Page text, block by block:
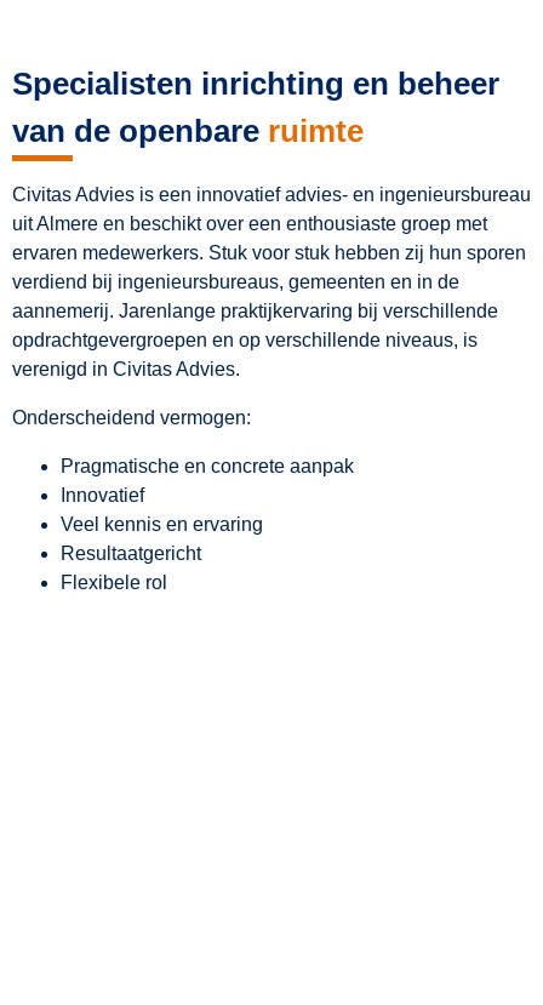
Specialisten inrichting en beheer
van de openbare ruimte
Civitas Advies is een innovatief advies- en ingenieursbureau
uit Almere en beschikt over een enthousiaste groep met
ervaren medewerkers. Stuk voor stuk hebben zij hun sporen
verdiend bij ingenieursbureaus, gemeenten en in de
aannemerij. Jarenlange praktijkervaring bij verschillende
opdrachtgevergroepen en op verschillende niveaus, is
verenigd in Civitas Advies.
Onderscheidend vermogen:
Pragmatische en concrete aanpak
Innovatief
Veel kennis en ervaring
Resultaatgericht
Flexibele rol